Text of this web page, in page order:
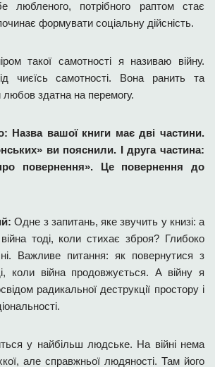
любленого, потрібного раптом стає
формувати соціальну дійсність.
такої самотності я називаю війну.
чиєїсь самотності. Вона ранить та
здатна на перемогу.
Назва вашої книги має дві частини.
ви пояснили. І друга частина:
повернення». Це повернення до
Одне з запитань, яке звучить у книзі: а
тоді, коли стихає зброя? Глибоко
Важливе питання: як повернутися з
коли війна продовжується. А війну я
радикальної деструкції простору і
у найбільш людське. На війні нема
але справжньої людяності. Там його